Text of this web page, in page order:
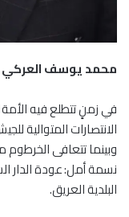
محمد يوسف العركي
في زمنٍ تتطلع فيه
الانتصارات المتوالية
وبينما تتعافى
نسمة أمل: عودة الدار
البلدية العريق.